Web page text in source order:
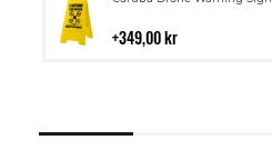
349,00 kr
i